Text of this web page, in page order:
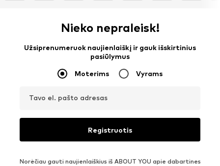
Nieko nepraleisk!
Užsiprenumeruok naujienlaiškį ir gauk išskirtinius
pasiūlymus
Moterims Vyrams
Tavo el. pašto adresas
Registruotis
Norėčiau gauti naujienlaiškius iš ABOUT YOU apie dabartines